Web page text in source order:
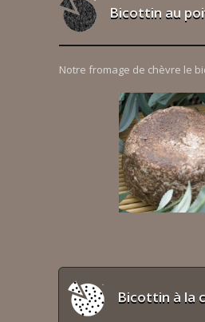
Bicottin au
Notre fromage de chèvre le
Bicottin à la